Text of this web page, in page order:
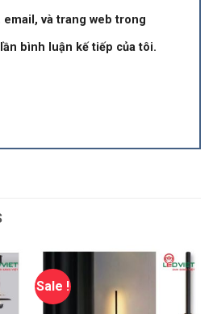
email, và trang web trong
bình luận kế tiếp của tôi.
Sale !